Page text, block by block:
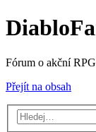
Fórum o akční
Přejít na obsah